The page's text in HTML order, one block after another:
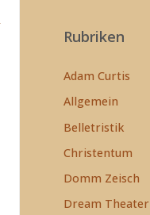
Rubriken
Adam Curtis
Allgemein
Belletristik
Christentum
Domm Zeisch
Dream Theater